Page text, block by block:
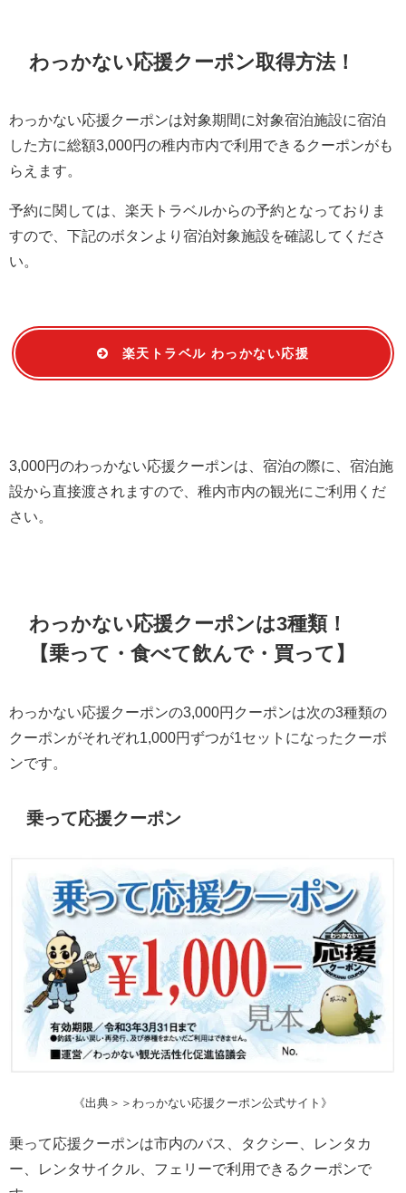
わっかない応援クーポン取得方法！
わっかない応援クーポンは対象期間に対象宿泊施設に宿泊
した方に総額3,000円の稚内市内で利用できるクーポンがも
らえます。
予約に関しては、楽天トラベルからの予約となっておりま
すので、下記のボタンより宿泊対象施設を確認してくださ
い。
楽天トラベル わっかない応援
3,000円のわっかない応援クーポンは、宿泊の際に、宿泊施
設から直接渡されますので、稚内市内の観光にご利用くだ
さい。
わっかない応援クーポンは3種類！
【乗って・食べて飲んで・買って】
わっかない応援クーポンの3,000円クーポンは次の3種類の
クーポンがそれぞれ1,000円ずつが1セットになったクーポ
ンです。
乗って応援クーポン
《出典＞＞わっかない応援クーポン公式サイト》
乗って応援クーポンは市内のバス、タクシー、レンタカ
ー、レンタサイクル、フェリーで利用できるクーポンで